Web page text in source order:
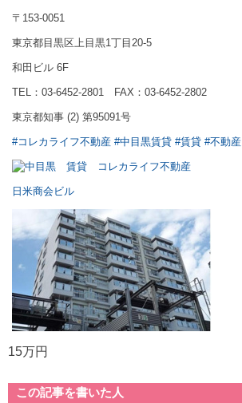
〒153-0051
東京都目黒区上目黒1丁目20-5
和田ビル 6F
TEL：03-6452-2801 FAX：03-6452-2802
東京都知事 (2) 第95091号
#コレカライフ不動産 #中目黒賃貸 #賃貸 #不動産
日米商会ビル
15万円
この記事を書いた人